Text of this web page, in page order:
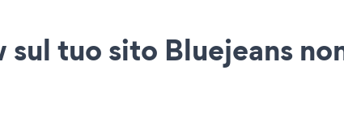
tuo sito Bluejeans